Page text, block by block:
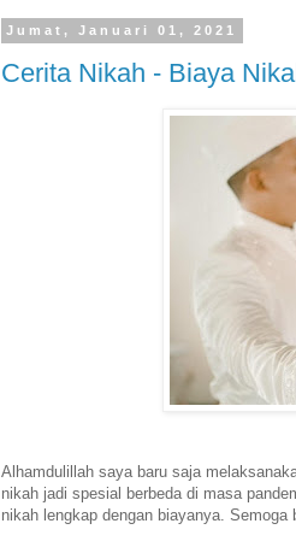
Jumat, Januari 01, 2021
Cerita Nikah - Biaya
Alhamdulillah saya baru saja
nikah jadi spesial berbeda di masa
nikah lengkap dengan biayanya. Semoga